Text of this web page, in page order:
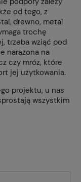
od tego, z
drewno, metal
trochę
trzeba wziąć pod
narażona na
czy mróz, które
jej użytkowania.
projektu, u nas
wszystkim